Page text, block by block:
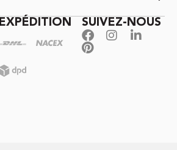
EXPÉDITION SUIVEZ-NOUS